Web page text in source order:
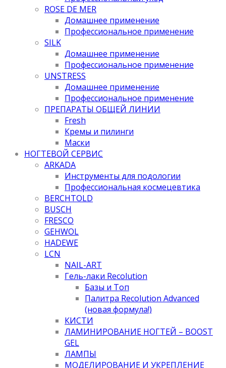
ROSE DE MER
Домашнее применение
Профессиональное применение
SILK
Домашнее применение
Профессиональное применение
UNSTRESS
Домашнее применение
Профессиональное применение
ПРЕПАРАТЫ ОБЩЕЙ ЛИНИИ
Fresh
Кремы и пилинги
Маски
НОГТЕВОЙ СЕРВИС
ARKADA
Инструменты для подологии
Профессиональная космецевтика
BERCHTOLD
BUSCH
FRESCO
GEHWOL
HADEWE
LCN
NAIL-ART
Гель-лаки Recolution
Базы и Топ
Палитра Recolution Advanced
(новая формула!)
КИСТИ
ЛАМИНИРОВАНИЕ НОГТЕЙ – BOOST
GEL
ЛАМПЫ
МОДЕЛИРОВАНИЕ И УКРЕПЛЕНИЕ